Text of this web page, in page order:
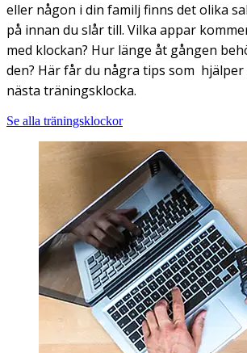
eller någon i din familj finns det olika
på innan du slår till. Vilka appar
med klockan? Hur länge åt gången
den? Här får du några tips som hjälper
nästa träningsklocka.
Se alla träningsklockor